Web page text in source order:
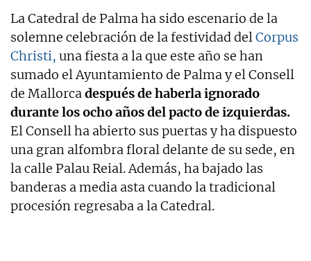
La Catedral de Palma ha sido escenario de la
solemne celebración de la festividad delCorpus
Christi, una fiesta a la que este año se han
sumado el Ayuntamiento de Palma y el Consell
de Mallorcadespués de haberla ignorado
durante los ocho años del pacto de izquierdas.
El Consell ha abierto sus puertas y ha dispuesto
una gran alfombra floral delante de su sede, en
la calle Palau Reial. Además, ha bajado las
banderas a media asta cuando la tradicional
procesión regresaba a la Catedral.